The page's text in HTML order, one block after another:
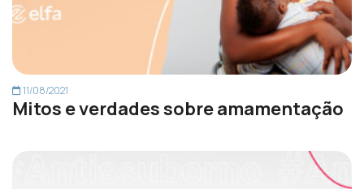
11/08/2021
Mitos e verdades sobre amamentação